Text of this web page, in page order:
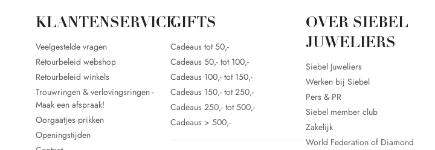
KLANTENSERVICE
Veelgestelde vragen
Retourbeleid webshop
Retourbeleid winkels
Trouwringen & verlovingsringen -
Maak een afspraak!
Oorgaatjes prikken
Openingstijden
GIFTS
Cadeaus tot 50,-
Cadeaus 50,- tot 100,-
Cadeaus 100,- tot 150,-
Cadeaus 150,- tot 250,-
Cadeaus 250,- tot 500,-
Cadeaus > 500,-
OVER SIEBEL
JUWELIERS
Siebel Juweliers
Werken bij Siebel
Pers & PR
Siebel member club
Zakelijk
World Federation of Diamond